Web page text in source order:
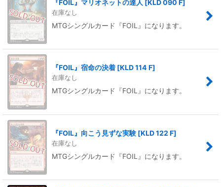
『FOIL』マリオネットの達人 [KLD 090 F]
在庫なし
MTGシングルカード『FOIL』になります。
『FOIL』宿命の決着 [KLD 114 F]
在庫なし
MTGシングルカード『FOIL』になります。
『FOIL』向こう見ずな実験 [KLD 122 F]
在庫なし
MTGシングルカード『FOIL』になります。